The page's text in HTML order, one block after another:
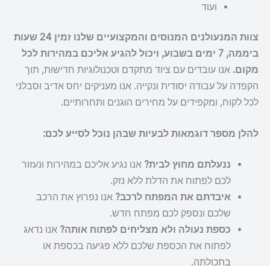
ועוד
צוות המנעולנים המנוסים והמקצועיים שלנו זמין 24 שעות
ביממה, 7 ימים בשבוע, ויכול להגיע אליכם במהירות לכל
מקום. אנו עובדים עם ציוד מתקדם וטכנולוגיות חדישות, תוך
הקפדה על עבודה יסודית ונקייה. אנו מעניקים יחס אדיב וסבלני
לכל לקוח, ומקפידים על מחירים הוגנים ותחרותיים.
להלן מספר דוגמאות לבעיות שבהן נוכל לסייע לכם:
ננעלתם מחוץ לבית? אנו נגיע אליכם במהירות ונעזור
לכם לפתוח את הדלת ללא נזק.
איבדתם את המפתח לרכב? אנו נפרוץ את הרכב
שלכם ונספק לכם מפתח חדש.
כספת נעולה ולא מצליחים לפתוח אותה? אנו נדאג
לפתוח את הכספת שלכם ללא פגיעה בכספת או
בתכולתה.